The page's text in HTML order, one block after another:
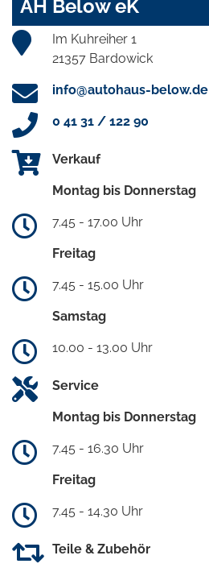
AH Below eK
Im Kuhreiher 1
21357 Bardowick
info@autohaus-below.de
0 41 31 / 122 90
Verkauf
Montag bis Donnerstag
7.45 - 17.00 Uhr
Freitag
7.45 - 15.00 Uhr
Samstag
10.00 - 13.00 Uhr
Service
Montag bis Donnerstag
7.45 - 16.30 Uhr
Freitag
7.45 - 14.30 Uhr
Teile & Zubehör